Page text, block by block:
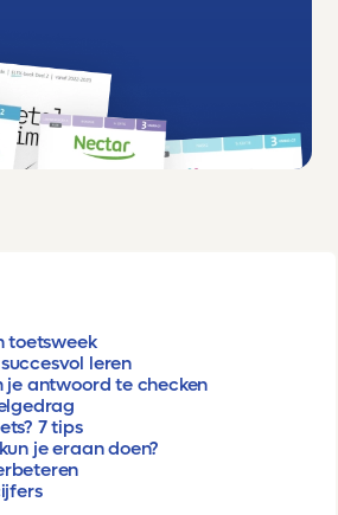
toetsweek
leren
je antwoord te checken
7 tips
je eraan doen?